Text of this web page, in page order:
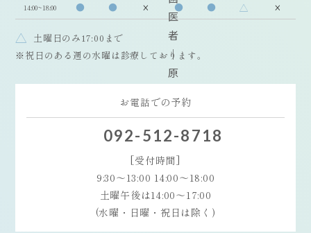
14:00~18:00 ● ● × ● ● △ ×
△ 土曜日のみ17:00まで
※祝日のある週の水曜は診療しております。
お電話での予約
092-512-8718
[受付時間]
9:30〜13:00 14:00〜18:00
土曜午後は14:00〜17:00
(水曜・日曜・祝日は除く)